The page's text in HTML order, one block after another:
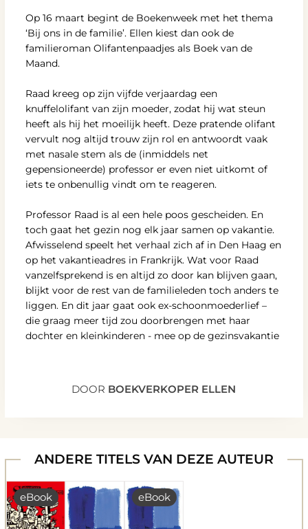
Op 16 maart begint de Boekenweek met het thema
‘Bij ons in de familie’. Ellen kiest dan ook de
familieroman Olifantenpaadjes als Boek van de
Maand.
Raad kreeg op zijn vijfde verjaardag een
knuffelolifant van zijn moeder, zodat hij wat steun
heeft als hij het moeilijk heeft. Deze pratende olifant
vervult nog altijd trouw zijn rol en antwoordt vaak
met nasale stem als de (inmiddels net
gepensioneerde) professor er even niet uitkomt of
iets te onbenullig vindt om te reageren.
Professor Raad is al een hele poos gescheiden. En
toch gaat het gezin nog elk jaar samen op vakantie.
Afwisselend speelt het verhaal zich af in Den Haag en
op het vakantieadres in Frankrijk. Wat voor Raad
vanzelfsprekend is en altijd zo door kan blijven gaan,
blijkt voor de rest van de familieleden toch anders te
liggen. En dit jaar gaat ook ex-schoonmoederlief –
die graag meer tijd zou doorbrengen met haar
dochter en kleinkinderen - mee op de gezinsvakantie
DOOR BOEKVERKOPER ELLEN
ANDERE TITELS VAN DEZE AUTEUR
eBook eBook